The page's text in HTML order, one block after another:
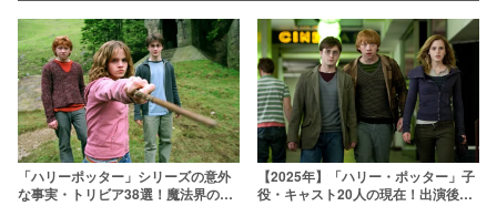
「ハリーポッター」シリーズの意外
な事実・トリビア38選！魔法界の裏
【2025年】「ハリー・ポッター」子
役・キャスト20人の現在！出演後に